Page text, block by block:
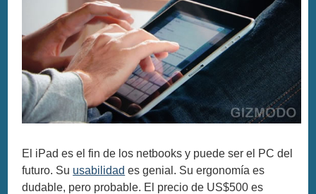
El iPad es el fin de los netbooks y puede ser el PC del
futuro. Su usabilidad es genial. Su ergonomía es
dudable, pero probable. El precio de US$500 es